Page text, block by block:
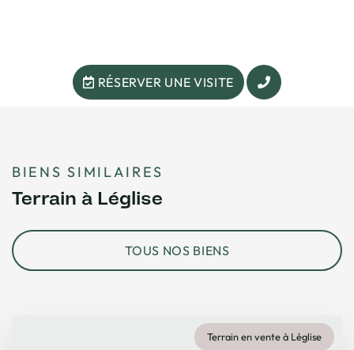
RÉSERVER UNE VISITE
BIENS SIMILAIRES
Terrain à Léglise
TOUS NOS BIENS
Terrain en vente à Léglise